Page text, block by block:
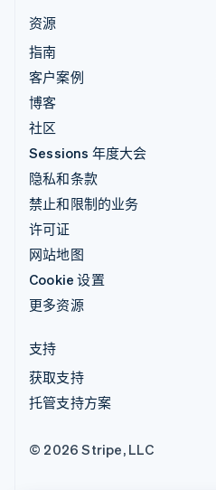
资源
指南
客户案例
博客
社区
Sessions 年度大会
隐私和条款
禁止和限制的业务
许可证
网站地图
Cookie 设置
更多资源
支持
获取支持
托管支持方案
© 2026 Stripe, LLC